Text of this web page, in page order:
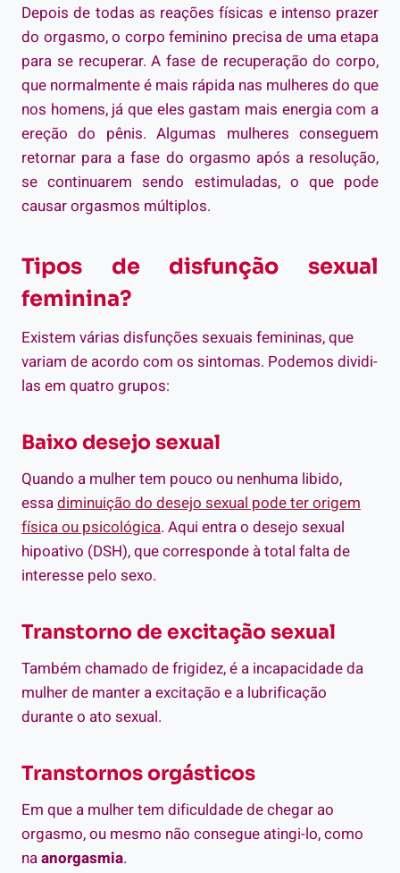
Depois de todas as reações físicas e intenso prazer
do orgasmo, o corpo feminino precisa de uma etapa
para se recuperar. A fase de recuperação do corpo,
que normalmente é mais rápida nas mulheres do que
nos homens, já que eles gastam mais energia com a
ereção do pênis. Algumas mulheres conseguem
retornar para a fase do orgasmo após a resolução,
se continuarem sendo estimuladas, o que pode
causar orgasmos múltiplos.
Tipos de disfunção sexual
feminina?
Existem várias disfunções sexuais femininas, que
variam de acordo com os sintomas. Podemos dividi-
las em quatro grupos:
Baixo desejo sexual
Quando a mulher tem pouco ou nenhuma libido,
essadiminuição do desejo sexual pode ter origem
física ou psicológica. Aqui entra o desejo sexual
hipoativo (DSH), que corresponde à total falta de
interesse pelo sexo.
Transtorno de excitação sexual
Também chamado de frigidez, é a incapacidade da
mulher de manter a excitação e a lubrificação
durante o ato sexual.
Transtornos orgásticos
Em que a mulher tem dificuldade de chegar ao
orgasmo, ou mesmo não consegue atingi-lo, como
naanorgasmia.